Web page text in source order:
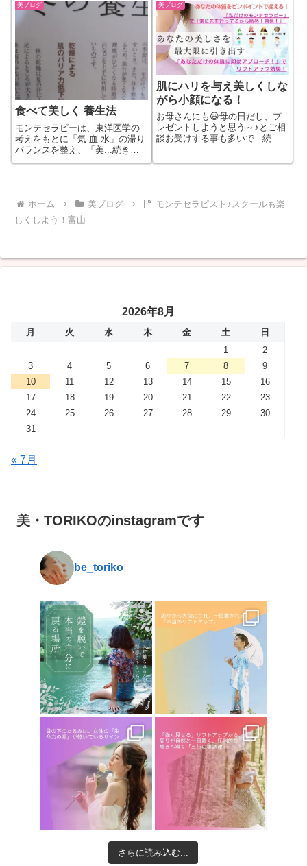
美ブログ
食べて美しく 養生法
モンテセラピーは、東洋医学の
考えをもとに「気 血 水」の滞り
バランスを整え、「美...続きを
もっと見る
美ブログ
肌にハリを与え美しくしな
がら小顔になる！
お母さんにも😃母の日だし、プ
レゼントしようと思う～♪とご相
談お受けする事も多いで...続き
ホーム 美ブログ
モンテセラピスト♪スクールも楽
しくしよう！富山
2026年8月
月 火 水 木 金 土
日
1
2
3
4 5 6 7 8
9
10
11 12 13 14 15
16
17
18 19 20 21 22
23
24
25 26 27 28 29
30
31
« 7月
美・TORIKOのinstagramです
be_toriko
さらに読み込む...